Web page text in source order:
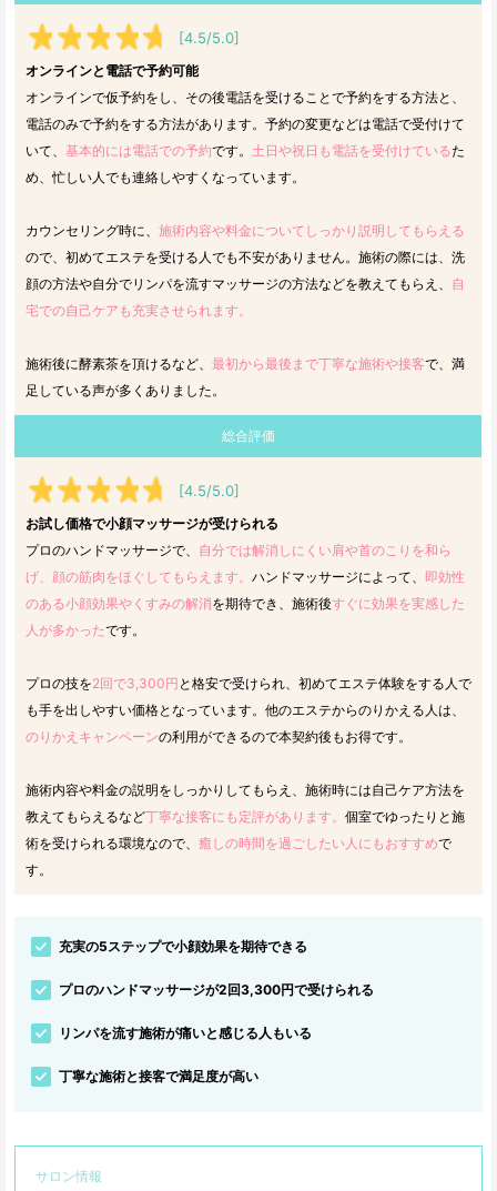
[4.5/5.0]
オンラインと電話で予約可能
オンラインで仮予約をし、その後電話を受けることで予約をする方法と、
電話のみで予約をする方法があります。予約の変更などは電話で受付けて
いて、 基本的には電話での予約です。 土日や祝日も電話を受付けているた
め、忙しい人でも連絡しやすくなっています。
カウンセリング時に、 施術内容や料金についてしっかり説明してもらえる
ので、初めてエステを受ける人でも不安がありません。施術の際には、洗
顔の方法や自分でリンパを流すマッサージの方法などを教えてもらえ、 自
宅での自己ケアも充実させられます。
施術後に酵素茶を頂けるなど、 最初から最後まで丁寧な施術や接客で、満
足している声が多くありました。
総合評価
[4.5/5.0]
お試し価格で小顔マッサージが受けられる
プロのハンドマッサージで、 自分では解消しにくい肩や首のこりを和ら
げ、顔の筋肉をほぐしてもらえます。 ハンドマッサージによって、 即効性
のある小顔効果やくすみの解消を期待でき、施術後すぐに効果を実感した
人が多かったです。
プロの技を2回で3,300円 と格安で受けられ、初めてエステ体験をする人で
も手を出しやすい価格となっています。他のエステからのりかえる人は、
のりかえキャンペーンの利用ができるので本契約後もお得です。
施術内容や料金の説明をしっかりしてもらえ、施術時には自己ケア方法を
教えてもらえるなど丁寧な接客にも定評があります。 個室でゆったりと施
術を受けられる環境なので、 癒しの時間を過ごしたい人にもおすすめで
す。
充実の5ステップで小顔効果を期待できる
プロのハンドマッサージが2回3,300円で受けられる
リンパを流す施術が痛いと感じる人もいる
丁寧な施術と接客で満足度が高い
サロン情報